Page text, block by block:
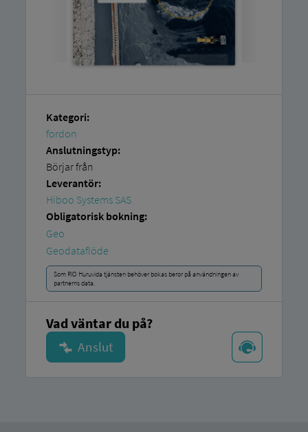
Kategori:
fordon
Anslutningstyp:
Börjar från
Leverantör:
Hiboo Systems SAS
Obligatorisk bokning:
Geo
Geodataflöde
Som RIO Huruvida tjänsten behöver bokas beror på användningen av
partnerns data.
Vad väntar du på?